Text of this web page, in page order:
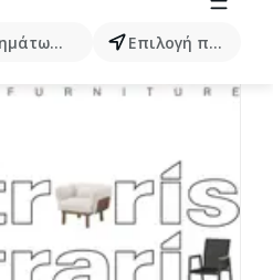
κατηγοριών, προϊόντων...
Επιλογή πόλης
την κατηγορία